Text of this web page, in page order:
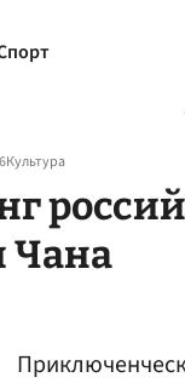
Культура
Чана